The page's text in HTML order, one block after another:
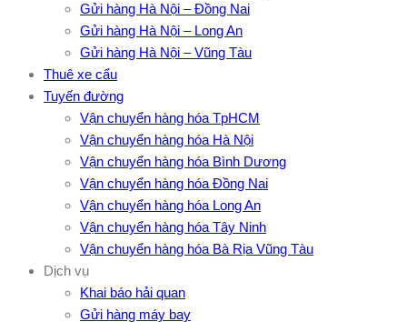
Gửi hàng Hà Nội – Đồng Nai
Gửi hàng Hà Nội – Long An
Gửi hàng Hà Nội – Vũng Tàu
Thuê xe cẩu
Tuyến đường
Vận chuyển hàng hóa TpHCM
Vận chuyển hàng hóa Hà Nội
Vận chuyển hàng hóa Bình Dương
Vận chuyển hàng hóa Đồng Nai
Vận chuyển hàng hóa Long An
Vận chuyển hàng hóa Tây Ninh
Vận chuyển hàng hóa Bà Rịa Vũng Tàu
Dịch vụ
Khai báo hải quan
Gửi hàng máy bay